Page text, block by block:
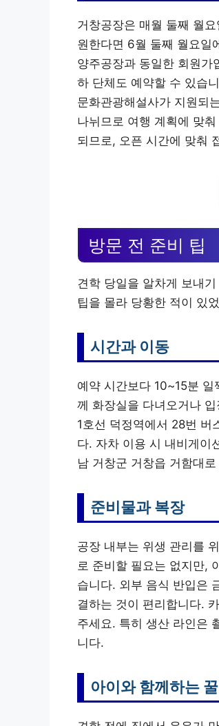
거창공장은 매월 둘째 월
원한다면 6월 둘째 월요일
양주공장과 동일한 회원
하 단체도 예약할 수 있습
문화관광해설사가 지원되
나뉘므로 여행 계획에 맞
되므로, 오픈 시간에 맞춰
방문 전 준비 팁
견학 당일을 알차게 보내
팁을 몰라 당황한 적이 있
시간과 이동
예약 시간보다 10~15분
께 화장실을 다녀오거나
1호선 덕정역에서 28번 버
다. 자차 이용 시 내비게이
남 거창군 거창읍 거함대
준비물과 복장
공장 내부는 위생 관리를
로 준비할 필요는 없지만,
습니다. 외부 음식 반입은
결하는 것이 편리합니다.
주세요. 특히 생산 라인은
니다.
아이와 함께하는